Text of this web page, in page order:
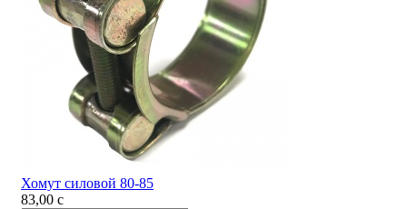
Хомут силовой 80-85
83,00 c